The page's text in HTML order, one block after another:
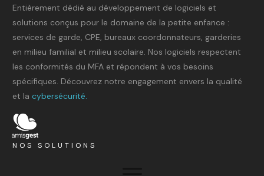
Entièrement dédié au développement de logiciels et
solutions conçus pour le domaine de la petite enfance :
services de garde, CPE, bureaux coordonnateurs, garderies
en milieu familial et milieu scolaire. Nos logiciels respectent
les conformités du MFA et répondent à vos besoins
spécifiques. Découvrez notre engagement envers la qualité
et la cybersécurité.
NOS SOLUTIONS